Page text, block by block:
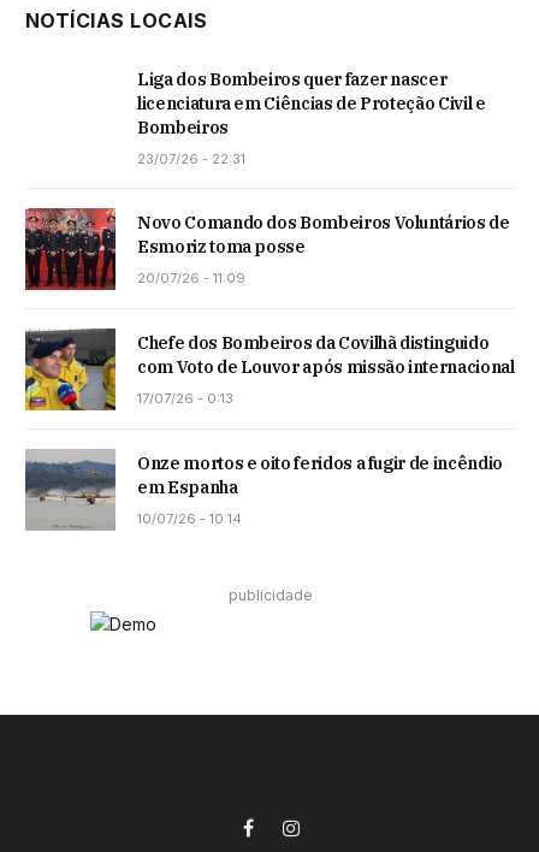
NOTÍCIAS LOCAIS
Liga dos Bombeiros quer fazer nascer
licenciatura em Ciências de Proteção Civil e
Bombeiros
23/07/26 - 22:31
Novo Comando dos Bombeiros Voluntários de
Esmoriz toma posse
20/07/26 - 11:09
Chefe dos Bombeiros da Covilhã distinguido
com Voto de Louvor após missão internacional
17/07/26 - 0:13
Onze mortos e oito feridos a fugir de incêndio
em Espanha
10/07/26 - 10:14
publicidade
FacebookInstagram